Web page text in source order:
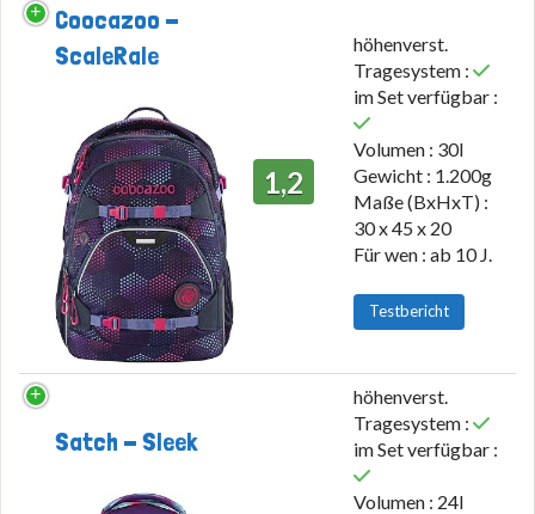
Coocazoo -
ScaleRale
1,2
höhenverst.
Tragesystem :
im Set verfügbar :
Volumen : 30l
Gewicht : 1.200g
Maße (BxHxT) :
30 x 45 x 20
Für wen : ab 10 J.
Testbericht
Satch - Sleek
höhenverst.
Tragesystem :
im Set verfügbar :
Volumen : 24l